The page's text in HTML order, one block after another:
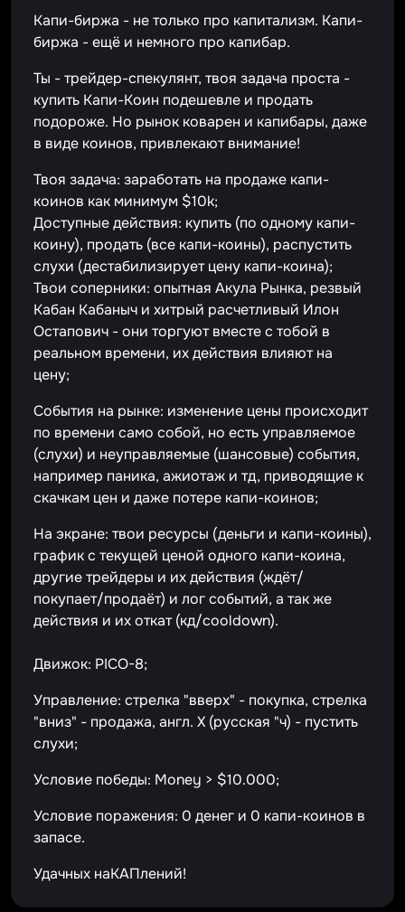
Капи-биржа - не только про капитализм. Капи-
биржа - ещё и немного про капибар.
Ты - трейдер-спекулянт, твоя задача проста -
купить Капи-Коин подешевле и продать
подороже. Но рынок коварен и капибары, даже
в виде коинов, привлекают внимание!
Твоя задача: заработать на продаже капи-
коинов как минимум $10k;
Доступные действия: купить (по одному капи-
коину), продать (все капи-коины), распустить
слухи (дестабилизирует цену капи-коина);
Твои соперники: опытная Акула Рынка, резвый
Кабан Кабаныч и хитрый расчетливый Илон
Остапович - они торгуют вместе с тобой в
реальном времени, их действия влияют на
цену;
События на рынке: изменение цены происходит
по времени само собой, но есть управляемое
(слухи) и неуправляемые (шансовые) события,
например паника, ажиотаж и тд, приводящие к
скачкам цен и даже потере капи-коинов;
На экране: твои ресурсы (деньги и капи-коины),
график с текущей ценой одного капи-коина,
другие трейдеры и их действия (ждёт/
покупает/продаёт) и лог событий, а так же
действия и их откат (кд/cooldown).
Движок: PICO-8;
Управление: стрелка "вверх" - покупка, стрелка
"вниз" - продажа, англ. X (русская "ч) - пустить
слухи;
Условие победы: Money > $10.000;
Условие поражения: 0 денег и 0 капи-коинов в
запасе.
Удачных наКАПлений!